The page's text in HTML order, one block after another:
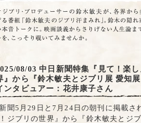
08/03 中日新聞特集『見て！楽
』から『鈴木敏夫とジブリ展 愛知
ンタビュアー：花井康子さん
聞5月29日と7月24日の朝刊に掲載さ
ジブリの世界』から『鈴木敏夫とジ